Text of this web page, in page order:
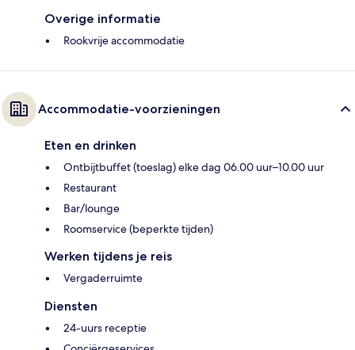
Overige informatie
Rookvrije accommodatie
Accommodatie-voorzieningen
Eten en drinken
Ontbijtbuffet (toeslag) elke dag 06.00 uur–10.00 uur
Restaurant
Bar/lounge
Roomservice (beperkte tijden)
Werken tijdens je reis
Vergaderruimte
Diensten
24-uurs receptie